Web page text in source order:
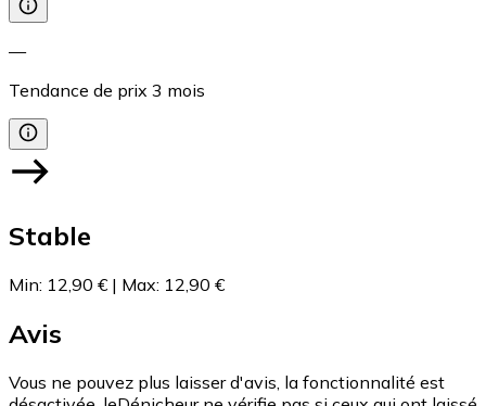
—
Tendance de prix 3 mois
Stable
Min: 12,90 € | Max: 12,90 €
Avis
Vous ne pouvez plus laisser d'avis, la fonctionnalité est